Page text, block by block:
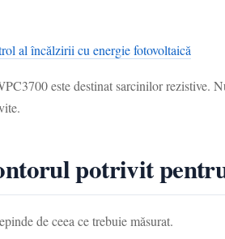
al încălzirii cu energie fotovoltaică
este destinat sarcinilor rezistive.
potrivit
de ceea ce trebuie măsurat.